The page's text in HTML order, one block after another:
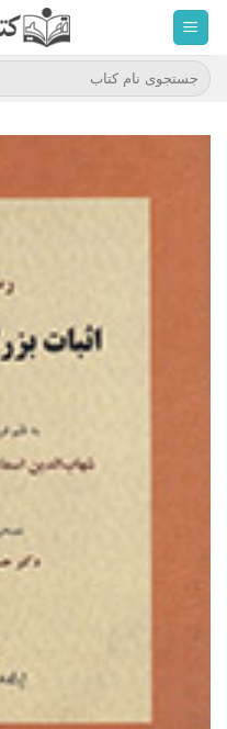
محتوا
برویدجستجو
برای: